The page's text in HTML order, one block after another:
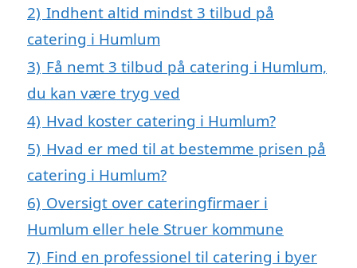
2) Indhent altid mindst 3 tilbud på
catering i Humlum
3) Få nemt 3 tilbud på catering i Humlum,
du kan være tryg ved
4) Hvad koster catering i Humlum?
5) Hvad er med til at bestemme prisen på
catering i Humlum?
6) Oversigt over cateringfirmaer i
Humlum eller hele Struer kommune
7) Find en professionel til catering i byer